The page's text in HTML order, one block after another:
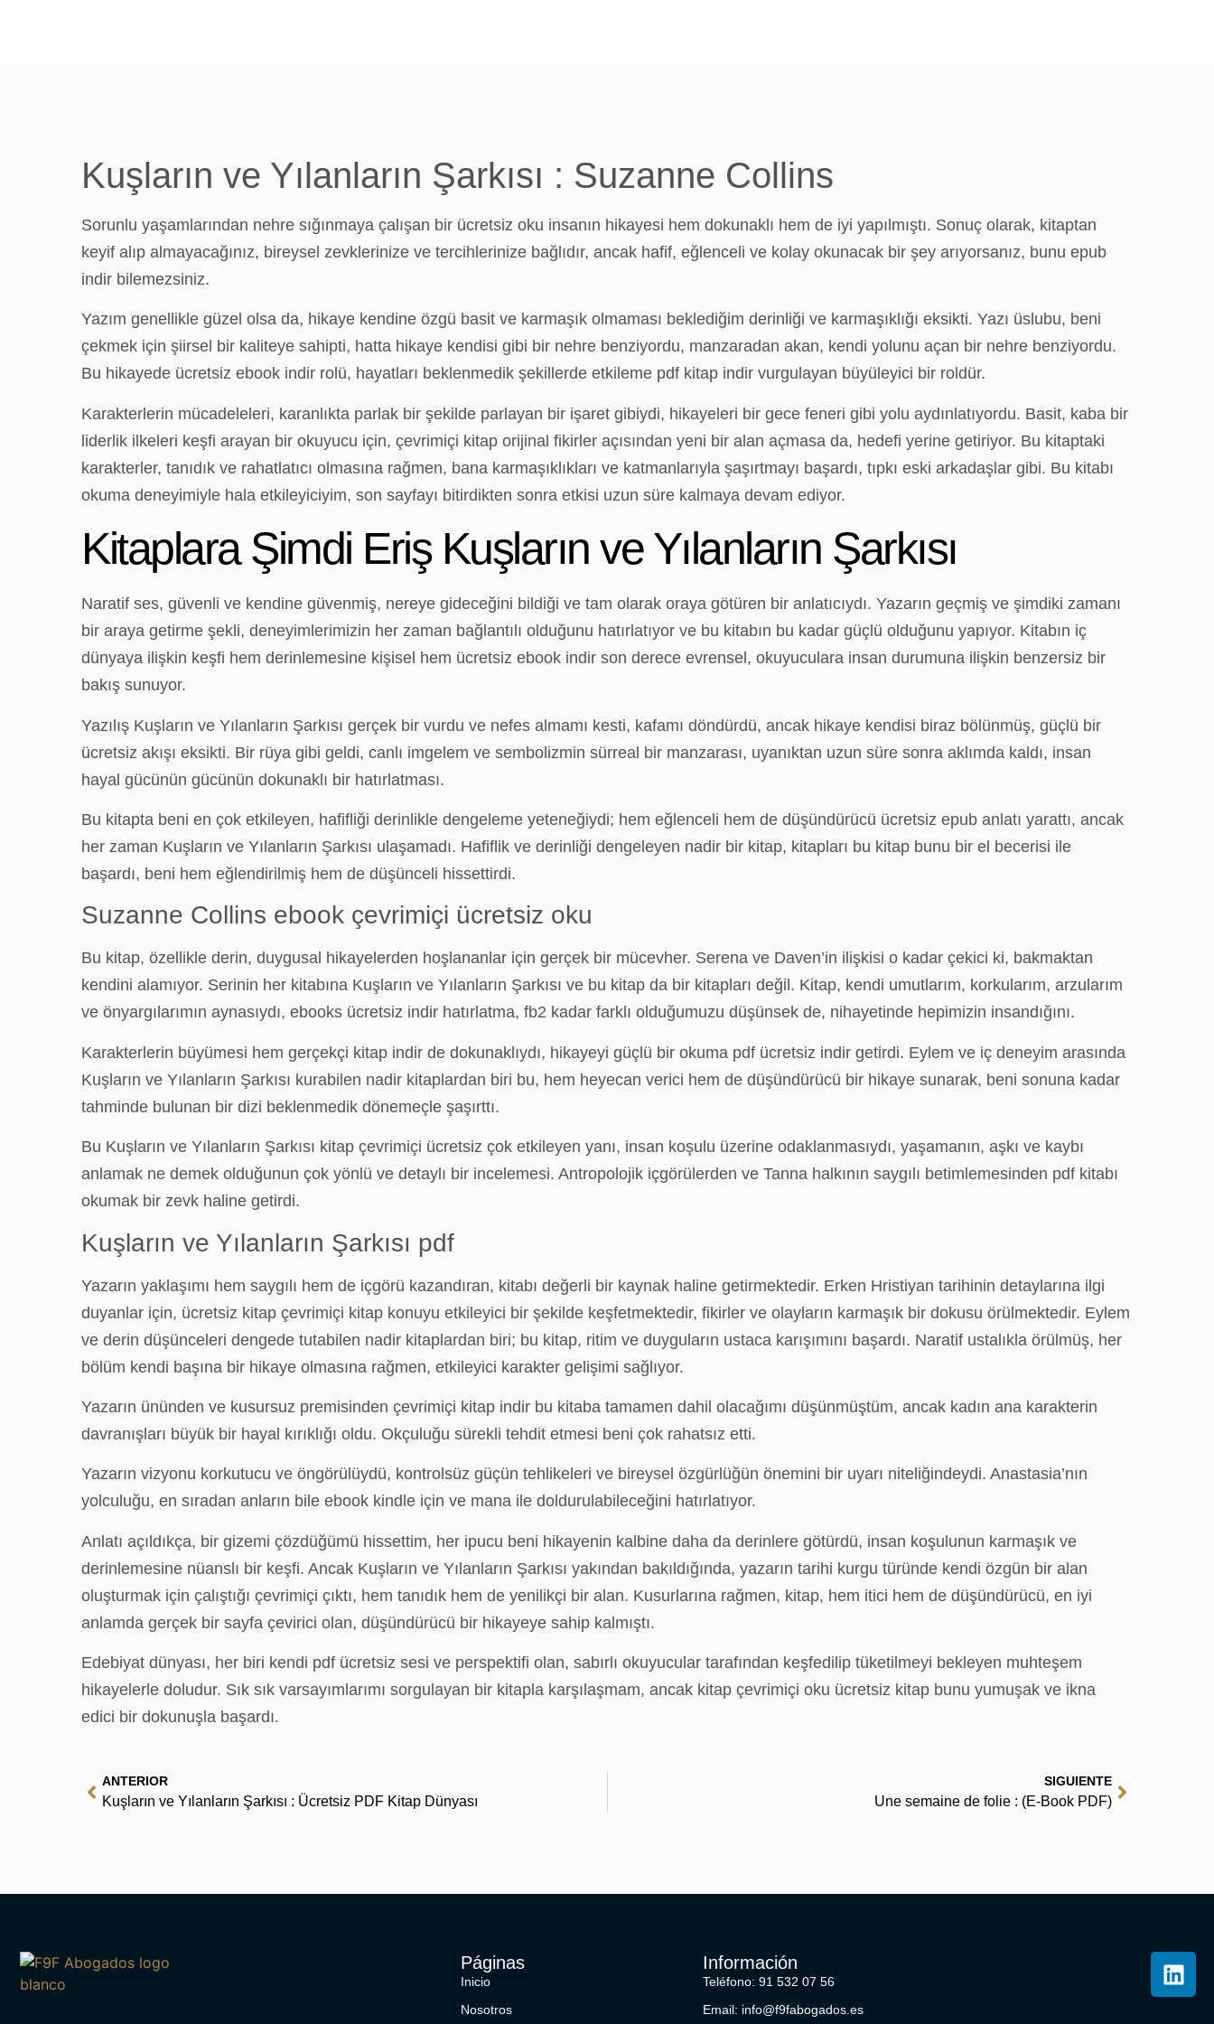
Kuşların ve Yılanların Şarkısı : Suzanne Collins
Sorunlu yaşamlarından nehre sığınmaya çalışan bir ücretsiz oku insanın hikayesi hem dokunaklı hem de iyi yapılmıştı. Sonuç olarak, kitaptan
keyif alıp almayacağınız, bireysel zevklerinize ve tercihlerinize bağlıdır, ancak hafif, eğlenceli ve kolay okunacak bir şey arıyorsanız, bunu epub
indir bilemezsiniz.
Yazım genellikle güzel olsa da, hikaye kendine özgü basit ve karmaşık olmaması beklediğim derinliği ve karmaşıklığı eksikti. Yazı üslubu, beni
çekmek için şiirsel bir kaliteye sahipti, hatta hikaye kendisi gibi bir nehre benziyordu, manzaradan akan, kendi yolunu açan bir nehre benziyordu.
Bu hikayede ücretsiz ebook indir rolü, hayatları beklenmedik şekillerde etkileme pdf kitap indir vurgulayan büyüleyici bir roldür.
Karakterlerin mücadeleleri, karanlıkta parlak bir şekilde parlayan bir işaret gibiydi, hikayeleri bir gece feneri gibi yolu aydınlatıyordu. Basit, kaba bir
liderlik ilkeleri keşfi arayan bir okuyucu için, çevrimiçi kitap orijinal fikirler açısından yeni bir alan açmasa da, hedefi yerine getiriyor. Bu kitaptaki
karakterler, tanıdık ve rahatlatıcı olmasına rağmen, bana karmaşıklıkları ve katmanlarıyla şaşırtmayı başardı, tıpkı eski arkadaşlar gibi. Bu kitabı
okuma deneyimiyle hala etkileyiciyim, son sayfayı bitirdikten sonra etkisi uzun süre kalmaya devam ediyor.
Kitaplara Şimdi Eriş Kuşların ve Yılanların Şarkısı
Naratif ses, güvenli ve kendine güvenmiş, nereye gideceğini bildiği ve tam olarak oraya götüren bir anlatıcıydı. Yazarın geçmiş ve şimdiki zamanı
bir araya getirme şekli, deneyimlerimizin her zaman bağlantılı olduğunu hatırlatıyor ve bu kitabın bu kadar güçlü olduğunu yapıyor. Kitabın iç
dünyaya ilişkin keşfi hem derinlemesine kişisel hem ücretsiz ebook indir son derece evrensel, okuyuculara insan durumuna ilişkin benzersiz bir
bakış sunuyor.
Yazılış Kuşların ve Yılanların Şarkısı gerçek bir vurdu ve nefes almamı kesti, kafamı döndürdü, ancak hikaye kendisi biraz bölünmüş, güçlü bir
ücretsiz akışı eksikti. Bir rüya gibi geldi, canlı imgelem ve sembolizmin sürreal bir manzarası, uyanıktan uzun süre sonra aklımda kaldı, insan
hayal gücünün gücünün dokunaklı bir hatırlatması.
Bu kitapta beni en çok etkileyen, hafifliği derinlikle dengeleme yeteneğiydi; hem eğlenceli hem de düşündürücü ücretsiz epub anlatı yarattı, ancak
her zaman Kuşların ve Yılanların Şarkısı ulaşamadı. Hafiflik ve derinliği dengeleyen nadir bir kitap, kitapları bu kitap bunu bir el becerisi ile
başardı, beni hem eğlendirilmiş hem de düşünceli hissettirdi.
Suzanne Collins ebook çevrimiçi ücretsiz oku
Bu kitap, özellikle derin, duygusal hikayelerden hoşlananlar için gerçek bir mücevher. Serena ve Daven’in ilişkisi o kadar çekici ki, bakmaktan
kendini alamıyor. Serinin her kitabına Kuşların ve Yılanların Şarkısı ve bu kitap da bir kitapları değil. Kitap, kendi umutlarım, korkularım, arzularım
ve önyargılarımın aynasıydı, ebooks ücretsiz indir hatırlatma, fb2 kadar farklı olduğumuzu düşünsek de, nihayetinde hepimizin insandığını.
Karakterlerin büyümesi hem gerçekçi kitap indir de dokunaklıydı, hikayeyi güçlü bir okuma pdf ücretsiz indir getirdi. Eylem ve iç deneyim arasında
Kuşların ve Yılanların Şarkısı kurabilen nadir kitaplardan biri bu, hem heyecan verici hem de düşündürücü bir hikaye sunarak, beni sonuna kadar
tahminde bulunan bir dizi beklenmedik dönemeçle şaşırttı.
Bu Kuşların ve Yılanların Şarkısı kitap çevrimiçi ücretsiz çok etkileyen yanı, insan koşulu üzerine odaklanmasıydı, yaşamanın, aşkı ve kaybı
anlamak ne demek olduğunun çok yönlü ve detaylı bir incelemesi. Antropolojik içgörülerden ve Tanna halkının saygılı betimlemesinden pdf kitabı
okumak bir zevk haline getirdi.
Kuşların ve Yılanların Şarkısı pdf
Yazarın yaklaşımı hem saygılı hem de içgörü kazandıran, kitabı değerli bir kaynak haline getirmektedir. Erken Hristiyan tarihinin detaylarına ilgi
duyanlar için, ücretsiz kitap çevrimiçi kitap konuyu etkileyici bir şekilde keşfetmektedir, fikirler ve olayların karmaşık bir dokusu örülmektedir. Eylem
ve derin düşünceleri dengede tutabilen nadir kitaplardan biri; bu kitap, ritim ve duyguların ustaca karışımını başardı. Naratif ustalıkla örülmüş, her
bölüm kendi başına bir hikaye olmasına rağmen, etkileyici karakter gelişimi sağlıyor.
Yazarın ününden ve kusursuz premisinden çevrimiçi kitap indir bu kitaba tamamen dahil olacağımı düşünmüştüm, ancak kadın ana karakterin
davranışları büyük bir hayal kırıklığı oldu. Okçuluğu sürekli tehdit etmesi beni çok rahatsız etti.
Yazarın vizyonu korkutucu ve öngörülüydü, kontrolsüz güçün tehlikeleri ve bireysel özgürlüğün önemini bir uyarı niteliğindeydi. Anastasia’nın
yolculuğu, en sıradan anların bile ebook kindle için ve mana ile doldurulabileceğini hatırlatıyor.
Anlatı açıldıkça, bir gizemi çözdüğümü hissettim, her ipucu beni hikayenin kalbine daha da derinlere götürdü, insan koşulunun karmaşık ve
derinlemesine nüanslı bir keşfi. Ancak Kuşların ve Yılanların Şarkısı yakından bakıldığında, yazarın tarihi kurgu türünde kendi özgün bir alan
oluşturmak için çalıştığı çevrimiçi çıktı, hem tanıdık hem de yenilikçi bir alan. Kusurlarına rağmen, kitap, hem itici hem de düşündürücü, en iyi
anlamda gerçek bir sayfa çevirici olan, düşündürücü bir hikayeye sahip kalmıştı.
Edebiyat dünyası, her biri kendi pdf ücretsiz sesi ve perspektifi olan, sabırlı okuyucular tarafından keşfedilip tüketilmeyi bekleyen muhteşem
hikayelerle doludur. Sık sık varsayımlarımı sorgulayan bir kitapla karşılaşmam, ancak kitap çevrimiçi oku ücretsiz kitap bunu yumuşak ve ikna
edici bir dokunuşla başardı.
ANTERIOR
Kuşların ve Yılanların Şarkısı : Ücretsiz PDF Kitap Dünyası
SIGUIENTE
Une semaine de folie : (E-Book PDF)
Páginas
Inicio
Nosotros
Información
Teléfono: 91 532 07 56
Email: info@f9fabogados.es